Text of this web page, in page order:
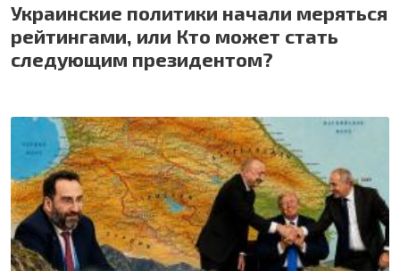
Украинские политики начали меряться
рейтингами, или Кто может стать
следующим президентом?